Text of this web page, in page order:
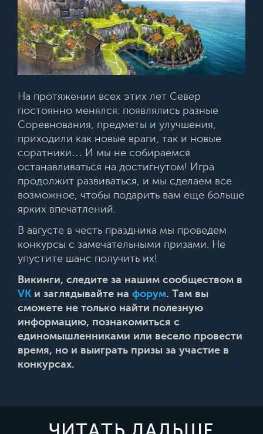
На протяжении всех этих лет Север
постоянно менялся: появлялись разные
Соревнования, предметы и улучшения,
приходили как новые враги, так и новые
соратники… И мы не собираемся
останавливаться на достигнутом! Игра
продолжит развиваться, и мы сделаем все
возможное, чтобы подарить вам еще больше
ярких впечатлений.
В августе в честь праздника мы проведем
конкурсы с замечательными призами. Не
упустите шанс получить их!
Викинги, следите за нашим сообществом в
VK и заглядывайте на форум. Там вы
сможете не только найти полезную
информацию, познакомиться с
единомышленниками или весело провести
время, но и выиграть призы за участие в
конкурсах.